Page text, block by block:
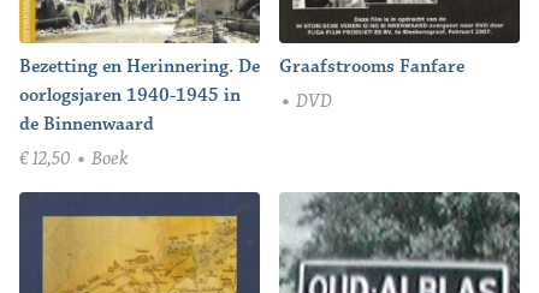
Bezetting en Herinnering. De
oorlogsjaren 1940-1945 in
de Binnenwaard
€12,50 Boek
Graafstrooms Fanfare
DVD